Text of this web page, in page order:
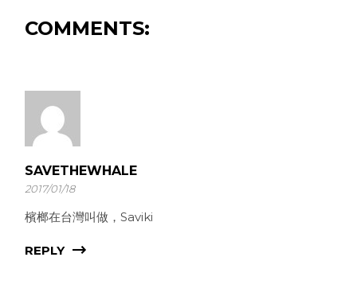
COMMENTS:
SAVETHEWHALE
2017/01/18
檳榔在台灣叫做，Saviki
REPLY